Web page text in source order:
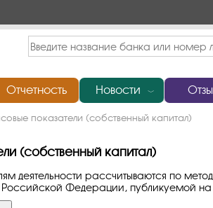
Отчетность Новости ﹀
показатели (собственный капитал)
(собственный капитал)
деятельности рассчитываются по
Российской Федерации, публикуемой